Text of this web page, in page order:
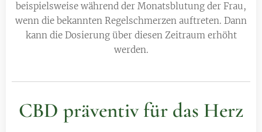
beispielsweise während der Monatsblutung der Frau,
wenn die bekannten Regelschmerzen auftreten. Dann
kann die Dosierung über diesen Zeitraum erhöht
werden.
CBD präventiv für das Herz